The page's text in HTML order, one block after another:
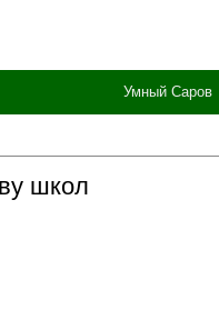
Умный Саров
школ